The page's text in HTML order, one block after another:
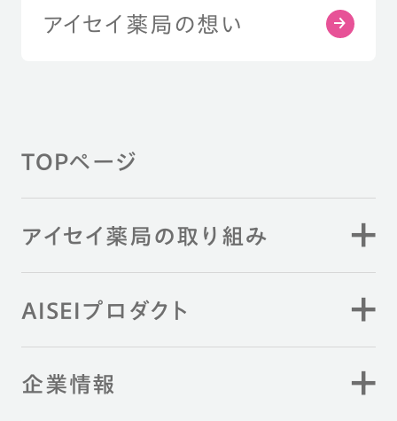
アイセイ薬局の想い
TOPページ
アイセイ薬局の取り組み
AISEIプロダクト
企業情報